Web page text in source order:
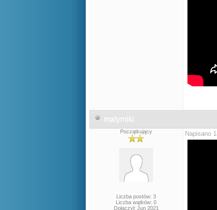
malymiki
Początkujący
Liczba postów: 3
Liczba wątków: 0
Dołączył: Jun 2021
Napisano